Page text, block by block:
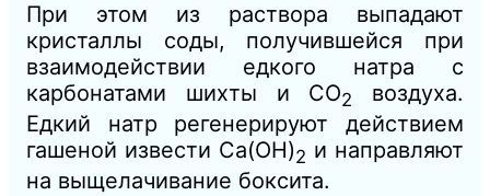
При этом из раствора выпадают
кристаллы соды, получившейся при
взаимодействии едкого натра с
карбонатами шихты и СО2
воздуха.
Едкий натр регенерируют действием
гашеной извести Са(ОН)2 и направляют
на выщелачивание боксита.